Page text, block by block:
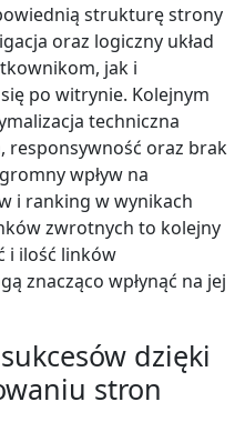
strukturę strony
oraz logiczny układ
jak i
po witrynie. Kolejnym
techniczna
responsywność oraz brak
wpływ na
i ranking w wynikach
zwrotnych to kolejny
i ilość linków
znacząco wpłynąć na jej
dzięki
stron